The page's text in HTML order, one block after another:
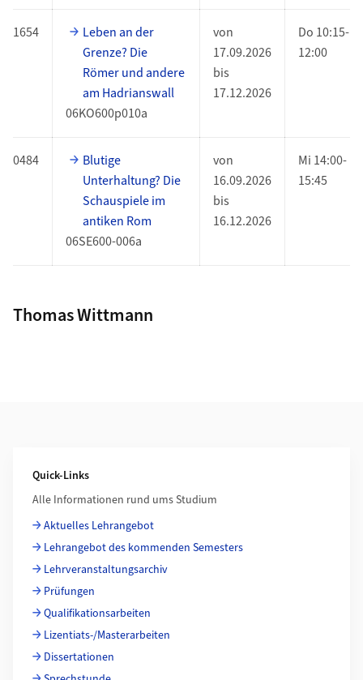
1654
Leben an der
Grenze? Die
Römer und andere
am Hadrianswall
06KO600p010a
von
17.09.2026
bis
17.12.2026
Do 10:15-
12:00
0484
Blutige
Unterhaltung? Die
Schauspiele im
antiken Rom
06SE600-006a
von
16.09.2026
bis
16.12.2026
Mi 14:00-
15:45
Thomas Wittmann
Quick-Links
Alle Informationen rund ums Studium
Aktuelles Lehrangebot
Lehrangebot des kommenden Semesters
Lehrveranstaltungsarchiv
Prüfungen
Qualifikationsarbeiten
Lizentiats-/Masterarbeiten
Dissertationen